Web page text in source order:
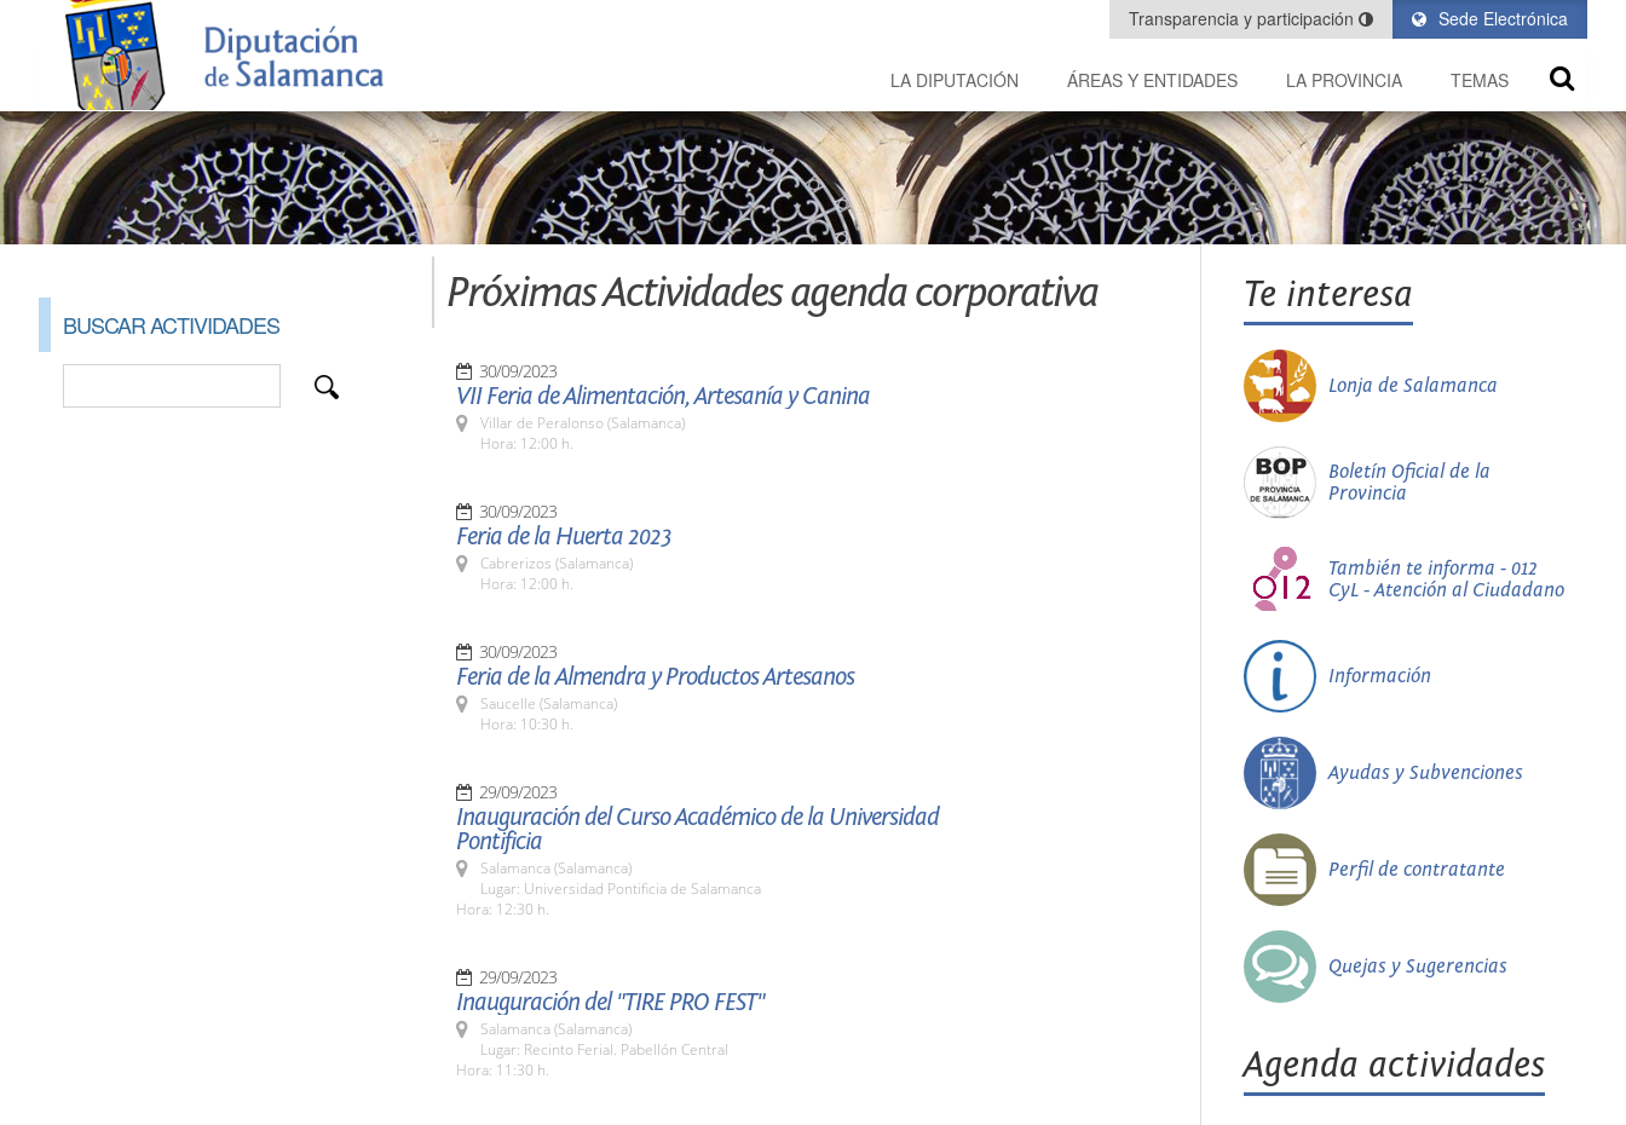
Sede Electrónica
Transparencia y participación
LA DIPUTACIÓN ÁREAS Y ENTIDADES LA PROVINCIA TEMAS
BUSCAR ACTIVIDADES
Próximas Actividades agenda corporativa
30/09/2023
VII Feria de Alimentación, Artesanía y Canina
Villar de Peralonso (Salamanca)
Hora: 12:00 h.
30/09/2023
Feria de la Huerta 2023
Cabrerizos (Salamanca)
Hora: 12:00 h.
30/09/2023
Feria de la Almendra y Productos Artesanos
Saucelle (Salamanca)
Hora: 10:30 h.
29/09/2023
Inauguración del Curso Académico de la Universidad
Pontificia
Salamanca (Salamanca)
Lugar: Universidad Pontificia de Salamanca
Hora: 12:30 h.
29/09/2023
Inauguración del "TIRE PRO FEST"
Salamanca (Salamanca)
Lugar: Recinto Ferial. Pabellón Central
Hora: 11:30 h.
Te interesa
Lonja de Salamanca
Boletín Oficial de la
Provincia
También te informa - 012
CyL - Atención al Ciudadano
Información
Ayudas y Subvenciones
Perfil de contratante
Quejas y Sugerencias
Agenda actividades